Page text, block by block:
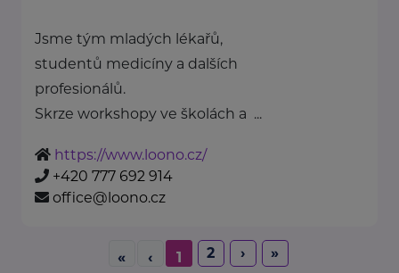
Jsme tým mladých lékařů,
studentů medicíny a dalších
profesionálů.
Skrze workshopy ve školách a ...
https://www.loono.cz/
+420 777 692 914
office@loono.cz
« ‹ 1 2 › »